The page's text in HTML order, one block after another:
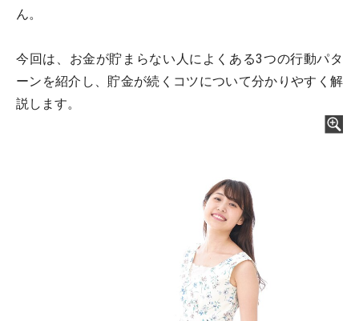
ん。
今回は、お金が貯まらない人によくある3つの行動パタ
ーンを紹介し、貯金が続くコツについて分かりやすく解
説します。